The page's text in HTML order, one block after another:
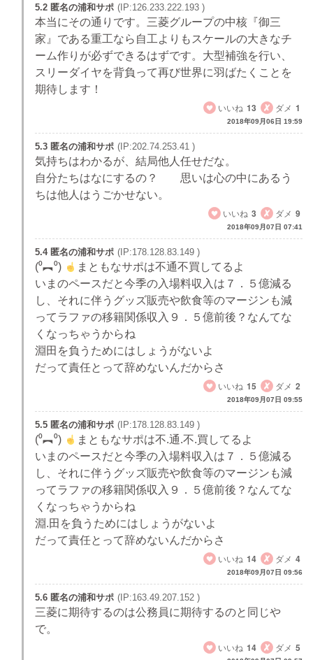
5.2 匿名の浦和サポ (IP:126.233.222.193 )
本当にその通りです。三菱グループの中核『御三
家』である重工なら自工よりもスケールの大きなチ
ーム作りが必ずできるはずです。大型補強を行い、
スリーダイヤを背負って再び世界に羽ばたくことを
期待します！
いいね 13 ダメ 1
2018年09月06日 19:59
5.3 匿名の浦和サポ (IP:202.74.253.41 )
気持ちはわかるが、結局他人任せだな。
自分たちはなにするの？ 思いは心の中にあるう
ちは他人はうごかせない。
いいね 3 ダメ 9
2018年09月07日 07:41
5.4 匿名の浦和サポ (IP:178.128.83.149 )
(⁰︻⁰)
まともなサポは不通不買してるよ
いまのペースだと今季の入場料収入は７．５億減る
し、それに伴うグッズ販売や飲食等のマージンも減
ってラファの移籍関係収入９．５億前後？なんてな
くなっちゃうからね
淵田を負うためにはしょうがないよ
だって責任とって辞めないんだからさ
いいね 15 ダメ 2
2018年09月07日 09:55
5.5 匿名の浦和サポ (IP:178.128.83.149 )
(⁰︻⁰)
まともなサポは不.通.不.買してるよ
いまのペースだと今季の入場料収入は７．５億減る
し、それに伴うグッズ販売や飲食等のマージンも減
ってラファの移籍関係収入９．５億前後？なんてな
くなっちゃうからね
淵.田を負うためにはしょうがないよ
だって責任とって辞めないんだからさ
いいね 14 ダメ 4
2018年09月07日 09:56
5.6 匿名の浦和サポ (IP:163.49.207.152 )
三菱に期待するのは公務員に期待するのと同じや
で。
いいね 14 ダメ 5